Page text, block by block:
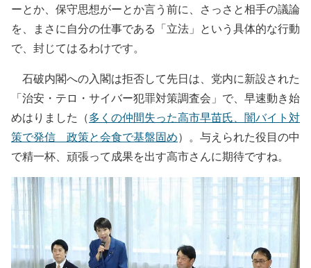
ーとか、保守思想がーとか言う前に、さっさと相手の議論
を、まさに自分の仕事である「立法」という具体的な行動
で、封じてはるわけです。
石破内閣への入閣は拒否して先日は、党内に新設された
「治安・テロ・サイバー犯罪対策調査会」で、早速動き始
めはりました（多くの仲間失った高市早苗氏、闇バイト対
策で発信 政策と会食で基盤固め）。与えられた役目の中
で精一杯、頑張って成果を出す高市さんに期待ですね。